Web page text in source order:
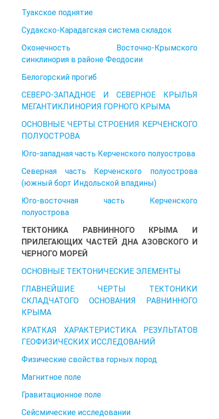
Туакское поднятие
Судакско-Карадагская система складок
Оконечность Восточно-Крымского
синклинория в районе Феодосии
Белогорский прогиб
СЕВЕРО-ЗАПАДНОЕ И СЕВЕРНОЕ КРЫЛЬЯ
МЕГАНТИКЛИНОРИЯ ГОРНОГО КРЫМА
ОСНОВНЫЕ ЧЕРТЫ СТРОЕНИЯ КЕРЧЕНСКОГО
ПОЛУОСТРОВА
Юго-западная часть Керченского полуострова
Северная часть Керченского полуострова
(южный борт Индольской впадины)
Юго-восточная часть Керченского
полуострова
ТЕКТОНИКА РАВНИННОГО КРЫМА И
ПРИЛЕГАЮЩИХ ЧАСТЕЙ ДНА АЗОВСКОГО И
ЧЕРНОГО МОРЕЙ
ОСНОВНЫЕ ТЕКТОНИЧЕСКИЕ ЭЛЕМЕНТЫ
ГЛАВНЕЙШИЕ ЧЕРТЫ ТЕКТОНИКИ
СКЛАДЧАТОГО ОСНОВАНИЯ РАВНИННОГО
КРЫМА
КРАТКАЯ ХАРАКТЕРИСТИКА РЕЗУЛЬТАТОВ
ГЕОФИЗИЧЕСКИХ ИССЛЕДОВАНИЙ
Физические свойства горных пород
Магнитное поле
Гравитационное поле
Сейсмические исследовании